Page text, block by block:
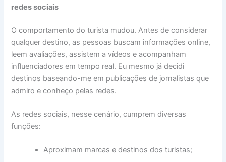
redes sociais
O comportamento do turista mudou. Antes de considerar
qualquer destino, as pessoas buscam informações online,
leem avaliações, assistem a vídeos e acompanham
influenciadores em tempo real. Eu mesmo já decidi
destinos baseando-me em publicações de jornalistas que
admiro e conheço pelas redes.
As redes sociais, nesse cenário, cumprem diversas
funções:
Aproximam marcas e destinos dos turistas;